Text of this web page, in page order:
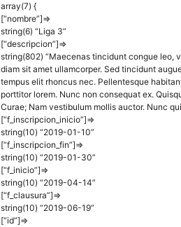
array(7) {
[“nombre”]=>
string(6) “Liga 3”
[“descripcion”]=>
string(802) “Maecenas tincidunt congue leo,
diam sit amet ullamcorper. Sed tincidunt
tempus elit rhoncus nec. Pellentesque
porttitor lorem. Nunc non consequat ex.
Curae; Nam vestibulum mollis auctor. Nunc
[“f_inscripcion_inicio”]=>
string(10) “2019-01-10”
[“f_inscripcion_fin”]=>
string(10) “2019-01-30”
[“f_inicio”]=>
string(10) “2019-04-14”
[“f_clausura”]=>
string(10) “2019-06-19”
[“id”]=>